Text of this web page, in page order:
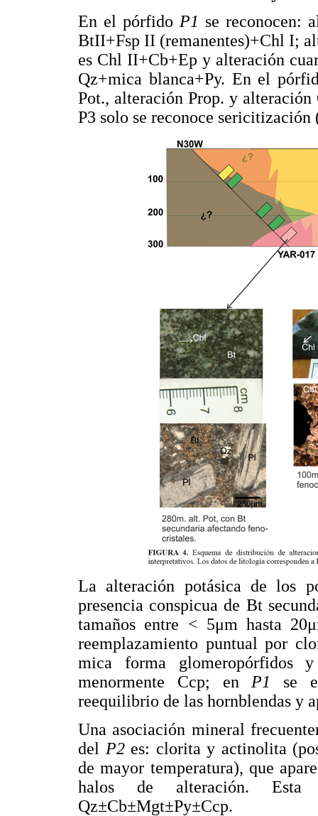
En el pórfido P1 se reconocen:
BtII+Fsp II (remanentes)+Chl I;
es Chl II+Cb+Ep y alteración
Qz+mica blanca+Py. En el
Pot., alteración Prop. y alteración
P3 solo se reconoce sericitización
La alteración potásica de los
presencia conspicua de Bt
tamaños entre < 5μm hasta
reemplazamiento puntual por
mica forma glomeropórfidos
menormente Ccp; en P1
se
reequilibrio de las hornblendas y
Una asociación mineral
del P2es: clorita y actinolita
de mayor temperatura), que
halos de alteración.
Qz±Cb±Mgt±Py±Ccp.